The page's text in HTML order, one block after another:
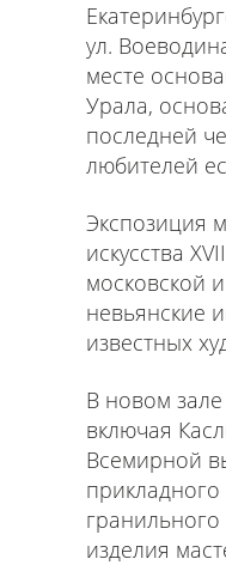
ул.
месте
Урала,
последней
любителей
Экспозиция
искусства
московской
невьянские
известных
В новом зале
включая
Всемирной
гранильного
изделия